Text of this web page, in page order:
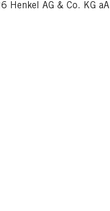
Henkel AG & Co. KG aA